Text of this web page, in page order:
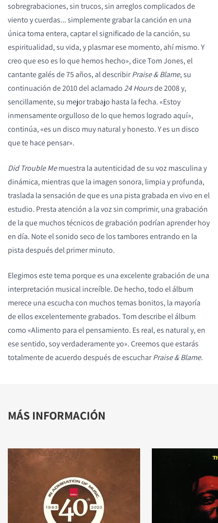
sobregrabaciones, sin trucos, sin arreglos complicados de
viento y cuerdas... simplemente grabar la canción en una
única toma entera, captar el significado de la canción, su
espiritualidad, su vida, y plasmar ese momento, ahí mismo. Y
creo que eso es lo que hemos hecho», dice Tom Jones, el
cantante galés de 75 años, al describirPraise & Blame, su
continuación de 2010 del aclamado24 Hoursde 2008 y,
sencillamente, su mejor trabajo hasta la fecha. «Estoy
inmensamente orgulloso de lo que hemos logrado aquí»,
continúa, «es un disco muy natural y honesto. Y es un disco
que te hace pensar».
Did Trouble Memuestra la autenticidad de su voz masculina y
dinámica, mientras que la imagen sonora, limpia y profunda,
traslada la sensación de que es una pista grabada en vivo en el
estudio. Presta atención a la voz sin comprimir, una grabación
de la que muchos técnicos de grabación podrían aprender hoy
en día. Note el sonido seco de los tambores entrando en la
pista después del primer minuto.
Elegimos este tema porque es una excelente grabación de una
interpretación musical increíble. De hecho, todo el álbum
merece una escucha con muchos temas bonitos, la mayoría
de ellos excelentemente grabados. Tom describe el álbum
como «Alimento para el pensamiento. Es real, es natural y, en
ese sentido, soy verdaderamente yo». Creemos que estarás
totalmente de acuerdo después de escucharPraise & Blame.
MÁS INFORMACIÓN